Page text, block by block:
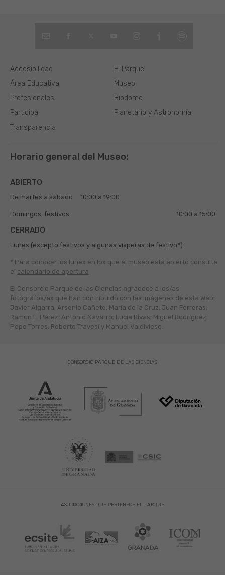
El Parque
Museo
Biodomo
Planetario y Astronomía
Área Educativa
Profesionales
Participa
Transparencia
Accesibilidad
Horario general del Museo:
ABIERTO
De martes a sábado 10:00 a 19:00
Domingos, festivos 10:00 a 15:00
CERRADO
Lunes (excepto festivos y algunas vísperas de festivo*)
* Para conocer los lunes en los que el museo está abierto consulte
el calendario de apertura
El Consorcio Parque de las Ciencias agradece a los/as
fotógráfos/as que han contribuido con las imágenes de esta Web:
Javier Algarra; Arsenio Cañete; María de la Cruz; Juan Ferreras;
Ramón L. Pérez; Antonio Navarro; Lucía Rivas; Miguel Rodríguez;
Pepe Torres; Roberto Travesí y Manuel Valdivieso.
ASOCIACIONES QUE PERTENECE EL PARQUE
CONSORCIO PARQUE DE LAS CIENCIAS